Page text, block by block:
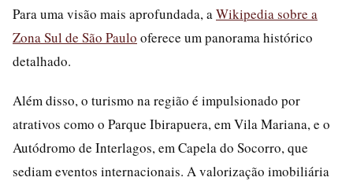
Para uma visão mais aprofundada, aWikipedia sobre a
Zona Sul de São Paulo oferece um panorama histórico
detalhado.
Além disso, o turismo na região é impulsionado por
atrativos como o Parque Ibirapuera, em Vila Mariana, e o
Autódromo de Interlagos, em Capela do Socorro, que
sediam eventos internacionais. A valorização imobiliária